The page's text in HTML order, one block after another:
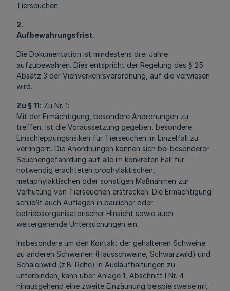
Tierseuchen.
2.
Aufbewahrungsfrist
Die Dokumentation ist mindestens drei Jahre
aufzubewahren. Dies entspricht der Regelung des § 25
Absatz 3 der Viehverkehrsverordnung, auf die verwiesen
wird.
Zu § 11: Zu Nr. 1:
Mit der Ermächtigung, besondere Anordnungen zu
treffen, ist die Voraussetzung gegeben, besondere
Einschleppungsrisiken für Tierseuchen im Einzelfall zu
verringern. Die Anordnungen können sich bei besonderer
Seuchengefährdung auf alle im konkreten Fall für
notwendig erachteten prophylaktischen,
metaphylaktischen oder sonstigen Maßnahmen zur
Verhütung von Tierseuchen erstrecken. Die Ermächtigung
schließt auch Auflagen in baulicher oder
betriebsorganisatorischer Hinsicht sowie auch
weitergehende Untersuchungen ein.
Insbesondere um den Kontakt der gehaltenen Schweine
zu anderen Schweinen (Hausschweine, Schwarzwild) und
Schalenwild (z.B. Rehe) in Auslaufhaltungen zu
unterbinden, kann über Anlage 1, Abschnitt I Nr. 4
hinausgehend eine zweite Einzäunung beispielsweise mit